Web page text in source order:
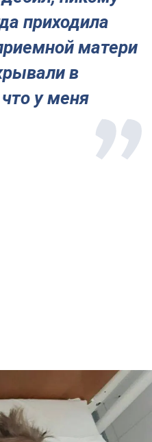
приходила
матери
в
у меня